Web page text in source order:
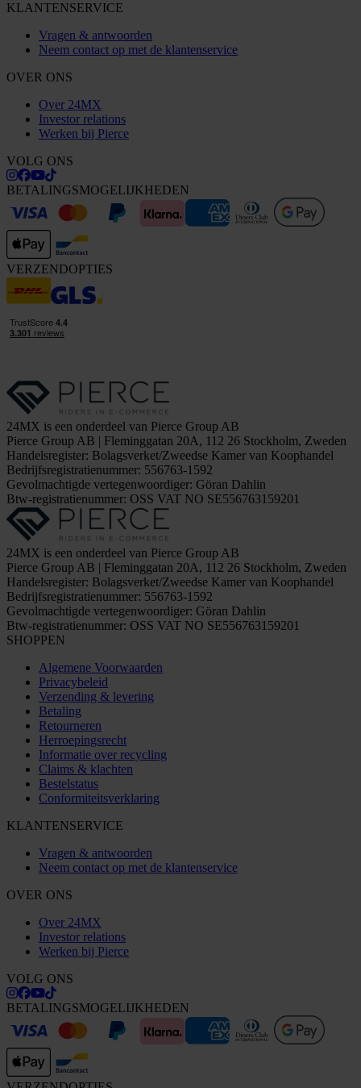
KLANTENSERVICE
Vragen & antwoorden
Neem contact op met de klantenservice
OVER ONS
Over 24MX
Investor relations
Werken bij Pierce
VOLG ONS
BETALINGSMOGELIJKHEDEN
VERZENDOPTIES
24MX is een onderdeel van Pierce Group AB
Pierce Group AB | Fleminggatan 20A, 112 26 Stockholm, Zweden
Handelsregister: Bolagsverket/Zweedse Kamer van Koophandel
Bedrijfsregistratienummer: 556763-1592
Gevolmachtigde vertegenwoordiger: Göran Dahlin
Btw-registratienummer: OSS VAT NO SE556763159201
24MX is een onderdeel van Pierce Group AB
Pierce Group AB | Fleminggatan 20A, 112 26 Stockholm, Zweden
Handelsregister: Bolagsverket/Zweedse Kamer van Koophandel
Bedrijfsregistratienummer: 556763-1592
Gevolmachtigde vertegenwoordiger: Göran Dahlin
Btw-registratienummer: OSS VAT NO SE556763159201
SHOPPEN
Algemene Voorwaarden
Privacybeleid
Verzending & levering
Betaling
Retourneren
Herroepingsrecht
Informatie over recycling
Claims & klachten
Bestelstatus
Conformiteitsverklaring
KLANTENSERVICE
Vragen & antwoorden
Neem contact op met de klantenservice
OVER ONS
Over 24MX
Investor relations
Werken bij Pierce
VOLG ONS
BETALINGSMOGELIJKHEDEN